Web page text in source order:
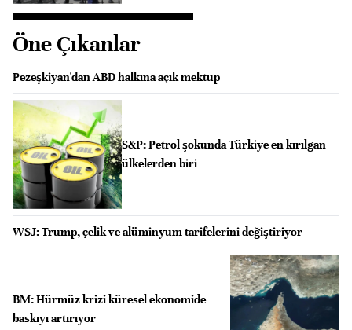
Öne Çıkanlar
Pezeşkiyan'dan ABD halkına açık mektup
S&P: Petrol şokunda Türkiye en kırılgan
ülkelerden biri
WSJ: Trump, çelik ve alüminyum tarifelerini değiştiriyor
BM: Hürmüz krizi küresel ekonomide
baskıyı artırıyor